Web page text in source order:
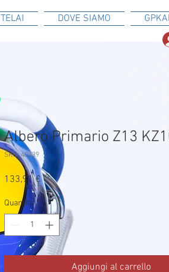
TELAI DOVE SIAMO
Albero Primario Z13
SKU: 40439
133,91 €Prezzo
Quantità *
Aggiungi al carrello